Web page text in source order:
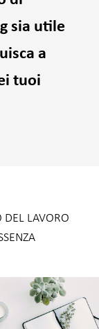
sia utile
a
tuoi
DEL LAVORO